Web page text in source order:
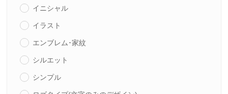
イニシャル
イラスト
エンブレム･家紋
シルエット
シンプル